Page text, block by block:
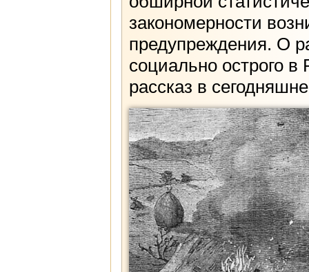
закономерности
предупреждения. О
социально острого
рассказ в